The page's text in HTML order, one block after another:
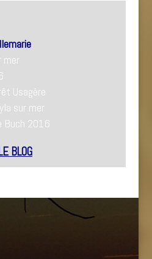
mer
Usagère
sur mer
Buch 2016
BLOG